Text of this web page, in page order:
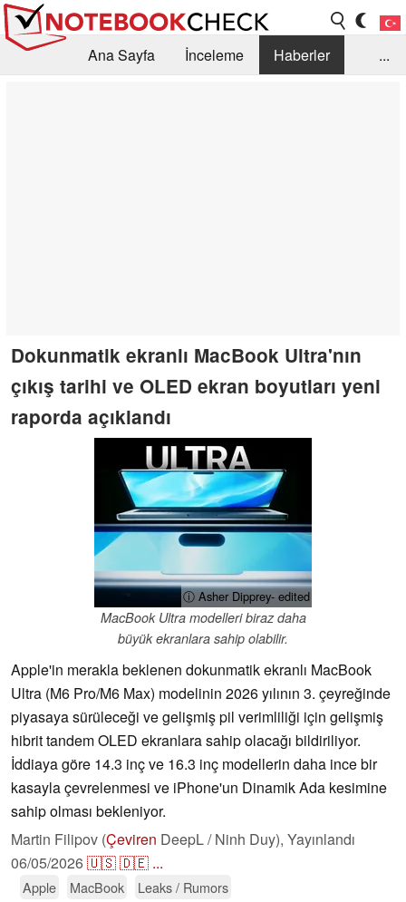
Ana Sayfa İnceleme
Haberler
...
Dokunmatik ekranlı MacBook Ultra'nın
çıkış tarihi ve OLED ekran boyutları yeni
raporda açıklandı
ⓘ Asher Dipprey- edited
MacBook Ultra modelleri biraz daha
büyük ekranlara sahip olabilir.
Apple'in merakla beklenen dokunmatik ekranlı MacBook
Ultra (M6 Pro/M6 Max) modelinin 2026 yılının 3. çeyreğinde
piyasaya sürüleceği ve gelişmiş pil verimliliği için gelişmiş
hibrit tandem OLED ekranlara sahip olacağı bildiriliyor.
İddiaya göre 14.3 inç ve 16.3 inç modellerin daha ince bir
kasayla çevrelenmesi ve iPhone'un Dinamik Ada kesimine
sahip olması bekleniyor.
Martin Filipov (Çeviren DeepL / Ninh Duy), Yayınlandı
06/05/2026🇺🇸🇩🇪 ...
Apple MacBook Leaks / Rumors